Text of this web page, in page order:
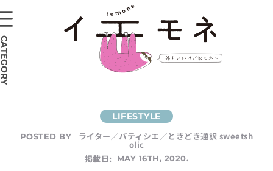
POSTED BY ライター／パティシエ／ときどき通訳 sweetsh
olic
掲載日:
MAY 16TH, 2020.